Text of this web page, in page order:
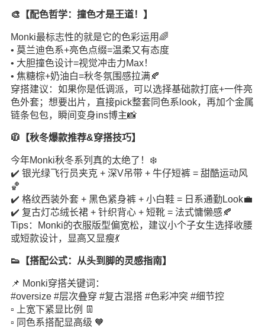
🎨【配色哲学：撞色才是王道！】
Monki最标志性的就是它的色彩运用🌈
• 莫兰迪色系+亮色点缀=温柔又有态度
• 大胆撞色设计=视觉冲击力Max！
• 焦糖棕+奶油白=秋冬氛围感拉满🍂
穿搭建议：如果你是低调派，可以选择基础款打底+一件亮
色外套；想要出片，直接pick整套同色系look，再加个金属
链条包包，瞬间变身ins博主📸
🧥【秋冬爆款推荐&穿搭技巧】
今年Monki秋冬系列真的太绝了！❄️
✔️ 银光绿飞行员夹克 + 深V吊带 + 牛仔短裤 = 甜酷运动风
🏀
✔️ 格纹西装外套 + 黑色紧身裤 + 小白鞋 = 日系通勤Look💼
✔️ 复古灯芯绒长裙 + 针织背心 + 短靴 = 法式慵懒感🍂
Tips：Monki的衣服版型偏宽松，建议小个子女生选择收腰
或短款设计，显高又显瘦💃
👟【搭配公式：从头到脚的灵感指南】
📌 Monki穿搭关键词：
#oversize #层次叠穿 #复古混搭 #色彩冲突 #细节控
▫️ 上宽下紧显比例 👖
▫️ 同色系搭配显高级 🧡